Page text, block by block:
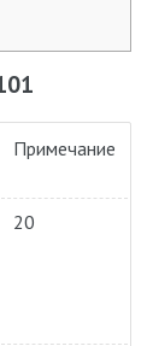
Примечание
20